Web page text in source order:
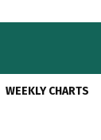
WEEKLY CHARTS